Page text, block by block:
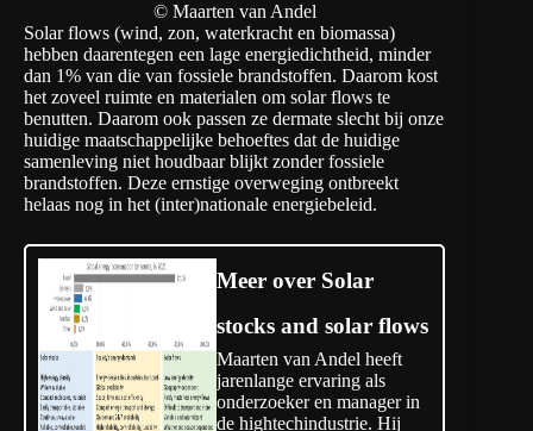
© Maarten van Andel
Solar flows (wind, zon, waterkracht en biomassa)
hebben daarentegen een lage energiedichtheid, minder
dan 1% van die van fossiele brandstoffen. Daarom kost
het zoveel ruimte en materialen om solar flows te
benutten. Daarom ook passen ze dermate slecht bij onze
huidige maatschappelijke behoeftes dat de huidige
samenleving niet houdbaar blijkt zonder fossiele
brandstoffen. Deze ernstige overweging ontbreekt
helaas nog in het (inter)nationale energiebeleid.
Meer over Solar
stocks and solar flows
Maarten van Andel heeft
jarenlange ervaring als
onderzoeker en manager in
de hightechindustrie. Hij